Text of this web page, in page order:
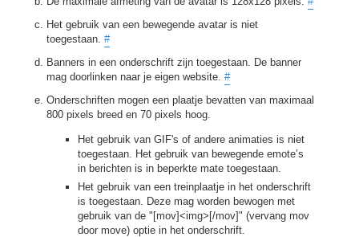
Het gebruik van een bewegende avatar is niet
toegestaan. #
Banners in een onderschrift zijn toegestaan. De banner
mag doorlinken naar je eigen website. #
Onderschriften mogen een plaatje bevatten van maximaal
800 pixels breed en 70 pixels hoog.
Het gebruik van GIF's of andere animaties is niet
toegestaan. Het gebruik van bewegende emote’s
in berichten is in beperkte mate toegestaan.
Het gebruik van een treinplaatje in het onderschrift
is toegestaan. Deze mag worden bewogen met
gebruik van de "[mov]<img>[/mov]" (vervang mov
door move) optie in het onderschrift.